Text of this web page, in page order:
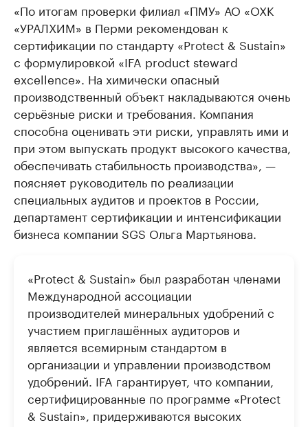
«По итогам проверки филиал «ПМУ» АО «ОХК
«УРАЛХИМ» в Перми рекомендован к
сертификации по стандарту «Protect & Sustain»
с формулировкой «IFA product steward
excellence». На химически опасный
производственный объект накладываются очень
серьёзные риски и требования. Компания
способна оценивать эти риски, управлять ими и
при этом выпускать продукт высокого качества,
обеспечивать стабильность производства», —
поясняет руководитель по реализации
специальных аудитов и проектов в России,
департамент сертификации и интенсификации
бизнеса компании SGS Ольга Мартьянова.
«Protect & Sustain» был разработан членами
Международной ассоциации
производителей минеральных удобрений с
участием приглашённых аудиторов и
является всемирным стандартом в
организации и управлении производством
удобрений. IFA гарантирует, что компании,
сертифицированные по программе «Protect
& Sustain», придерживаются высоких